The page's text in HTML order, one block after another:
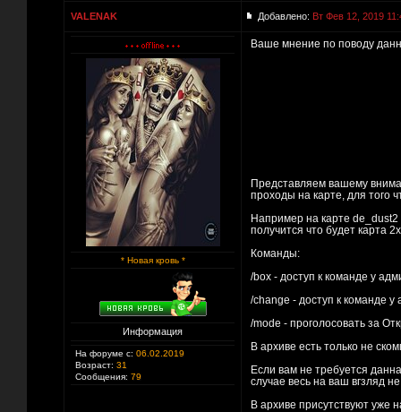
VALENAK Добавлено: Вт Фев 12, 2019
* Новая кровь *
Информация
На форуме с: 06.02.2019
Возраст: 31
Сообщения: 79
Ваше мнение по поводу
Представляем вашему
проходы на карте, для того
Например на карте de_dust2
получится что будет карта
Команды:
/box - доступ к команде у
/change - доступ к команде
/mode - проголосовать за
В архиве есть только не
Если вам не требуется
случае весь на ваш вгзляд
В архиве присутствуют уже